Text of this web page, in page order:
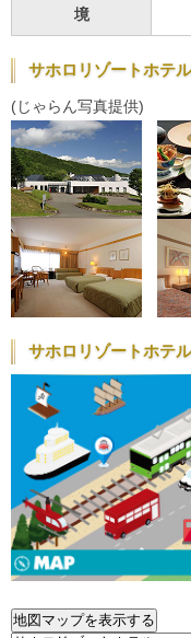
境
サホロリゾートホテ
(じゃらん写真提供)
サホロリゾートホテ